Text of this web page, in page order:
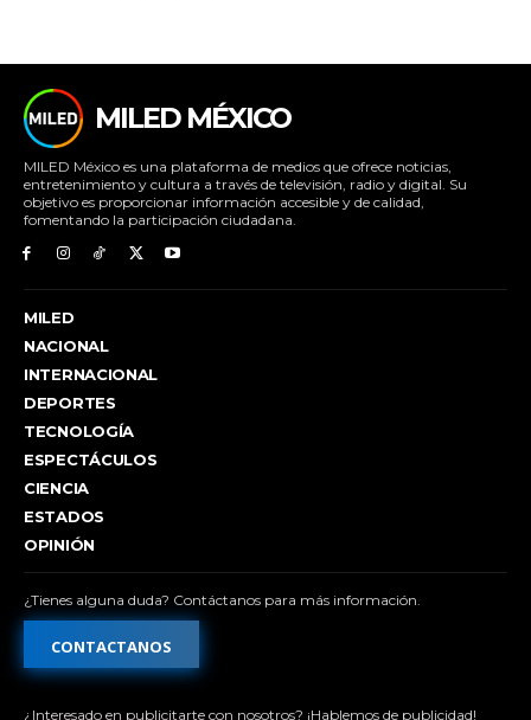
MILED MÉXICO
MILED México es una plataforma de medios que ofrece noticias,
entretenimiento y cultura a través de televisión, radio y digital. Su
objetivo es proporcionar información accesible y de calidad,
fomentando la participación ciudadana.
MILED
NACIONAL
INTERNACIONAL
DEPORTES
TECNOLOGÍA
ESPECTÁCULOS
CIENCIA
ESTADOS
OPINIÓN
¿Tienes alguna duda? Contáctanos para más información.
CONTACTANOS
¿Interesado en publicitarte con nosotros? ¡Hablemos de publicidad!